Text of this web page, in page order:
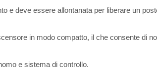
e deve essere allontanata per liberare un
in modo compatto, il che consente di
e sistema di controllo.